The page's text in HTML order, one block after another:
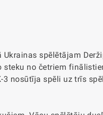
spēlētājam
no četriem
nosūtīja spēli uz trīs